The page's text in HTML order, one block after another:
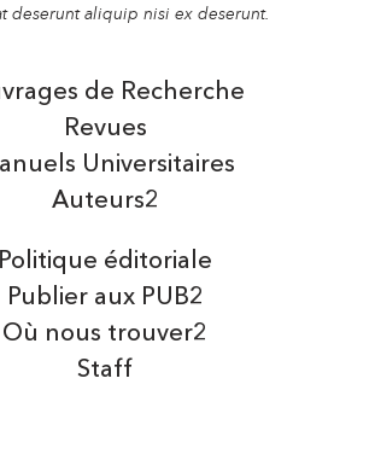
deserunt aliquip nisi ex deserunt.
Auteurs2
Universitaires
de Recherche
Revues
Politique éditoriale
Publier aux PUB2
Où nous trouver2
Staff